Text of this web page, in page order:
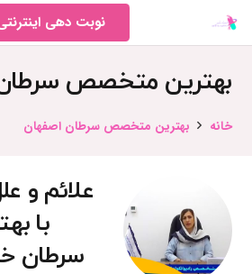
نوبت دهی
بهترین متخصص
خانه بهترین متخصص سرطان اصفهان
علائم و
با
سرطان